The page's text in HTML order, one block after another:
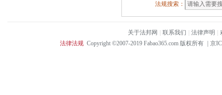
法规搜索：
关于法邦网 联系我们 法律声明
法律法规 Copyright ©2007-2019 Fabao365.com 版权所有 京